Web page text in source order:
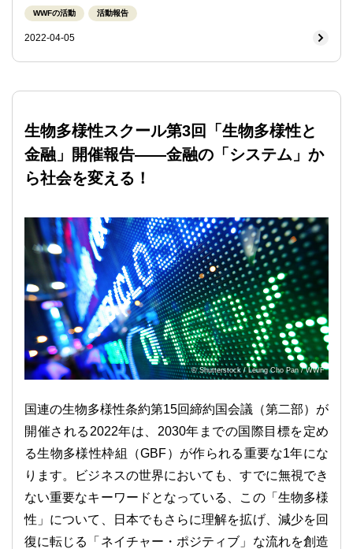
WWFの活動 活動報告
2022-04-05
生物多様性スクール第3回「生物多様性と
金融」開催報告――金融の「システム」か
ら社会を変える！
© Shutterstock / Leung Cho Pan / WWF
国連の生物多様性条約第15回締約国会議（第二部）が
開催される2022年は、2030年までの国際目標を定め
る生物多様性枠組（GBF）が作られる重要な1年にな
ります。ビジネスの世界においても、すでに無視でき
ない重要なキーワードとなっている、この「生物多様
性」について、日本でもさらに理解を拡げ、減少を回
復に転じる「ネイチャー・ポジティブ」な流れを創造